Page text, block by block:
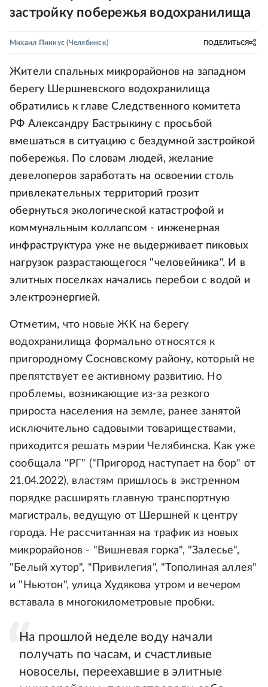
застройку побережья водохранилища
Михаил Пинкус (Челябинск) ПОДЕЛИТЬСЯ
Жители спальных микрорайонов на западном
берегу Шершневского водохранилища
обратились к главе Следственного комитета
РФ Александру Бастрыкину с просьбой
вмешаться в ситуацию с бездумной застройкой
побережья. По словам людей, желание
девелоперов заработать на освоении столь
привлекательных территорий грозит
обернуться экологической катастрофой и
коммунальным коллапсом - инженерная
инфраструктура уже не выдерживает пиковых
нагрузок разрастающегося "человейника". И в
элитных поселках начались перебои с водой и
электроэнергией.
Отметим, что новые ЖК на берегу
водохранилища формально относятся к
пригородному Сосновскому району, который не
препятствует ее активному развитию. Но
проблемы, возникающие из-за резкого
прироста населения на земле, ранее занятой
исключительно садовыми товариществами,
приходится решать мэрии Челябинска. Как уже
сообщала "РГ" ("Пригород наступает на бор" от
21.04.2022), властям пришлось в экстренном
порядке расширять главную транспортную
магистраль, ведущую от Шершней к центру
города. Не рассчитанная на трафик из новых
микрорайонов - "Вишневая горка", "Залесье",
"Белый хутор", "Привилегия", "Тополиная аллея"
и "Ньютон", улица Худякова утром и вечером
вставала в многокилометровые пробки.
На прошлой неделе воду начали
получать по часам, и счастливые
новоселы, переехавшие в элитные